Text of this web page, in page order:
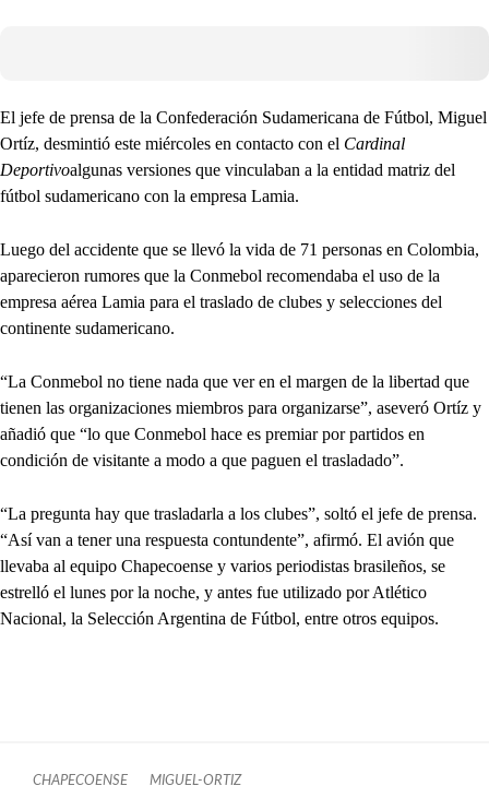
El jefe de prensa de la Confederación Sudamericana de Fútbol, Miguel
Ortíz, desmintió este miércoles en contacto con el Cardinal
Deportivoalgunas versiones que vinculaban a la entidad matriz del
fútbol sudamericano con la empresa Lamia.
Luego del accidente que se llevó la vida de 71 personas en Colombia,
aparecieron rumores que la Conmebol recomendaba el uso de la
empresa aérea Lamia para el traslado de clubes y selecciones del
continente sudamericano.
“La Conmebol no tiene nada que ver en el margen de la libertad que
tienen las organizaciones miembros para organizarse”, aseveró Ortíz y
añadió que “lo que Conmebol hace es premiar por partidos en
condición de visitante a modo a que paguen el trasladado”.
“La pregunta hay que trasladarla a los clubes”, soltó el jefe de prensa.
“Así van a tener una respuesta contundente”, afirmó. El avión que
llevaba al equipo Chapecoense y varios periodistas brasileños, se
estrelló el lunes por la noche, y antes fue utilizado por Atlético
Nacional, la Selección Argentina de Fútbol, entre otros equipos.
CHAPECOENSE MIGUEL-ORTIZ